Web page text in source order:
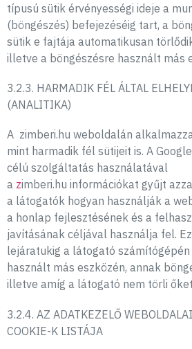
típusú sütik érvényességi ideje a
(böngészés) befejezéséig tart, a
sütik e fajtája automatikusan
illetve a böngészésre használt más
3.2.3. HARMADIK FÉL ÁLTAL
(ANALITIKA)
A zimberi.hu weboldalán
mint harmadik fél sütijeit is. A
célú szolgáltatás használatával
a zimberi.hu információkat gyűjt
a látogatók hogyan használják a
a honlap fejlesztésének és a
javításának céljával használja fel.
lejáratukig a látogató számítógépén
használt más eszközén, annak
illetve amíg a látogató nem törli
3.2.4. AZ ADATKEZELŐ
COOKIE-K LISTÁJA